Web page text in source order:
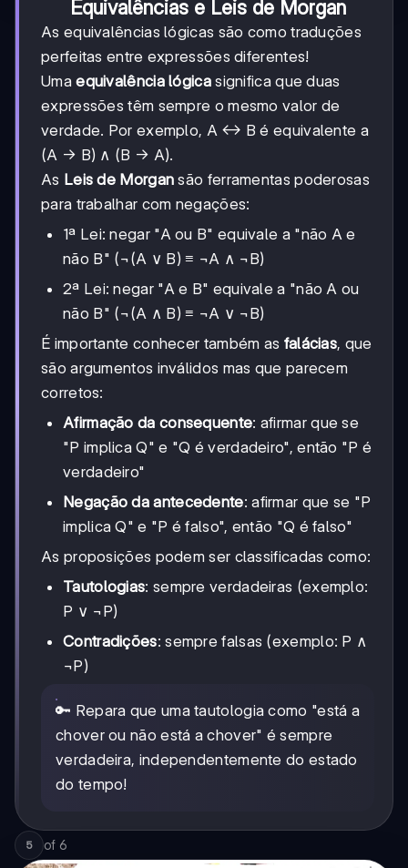
Equivalências e Leis de Morgan
As equivalências lógicas são como traduções
perfeitas entre expressões diferentes!
Umaequivalência lógicasignifica que duas
expressões têm sempre o mesmo valor de
verdade. Por exemplo, A ↔ B é equivalente a
(A → B) ∧ (B → A).
As Leis de Morgan são ferramentas poderosas
para trabalhar com negações:
1ª Lei: negar "A ou B" equivale a "não A e
não B" (¬(A ∨ B) ≡ ¬A ∧ ¬B)
2ª Lei: negar "A e B" equivale a "não A ou
não B" (¬(A ∧ B) ≡ ¬A ∨ ¬B)
É importante conhecer também as falácias, que
são argumentos inválidos mas que parecem
corretos:
Afirmação da consequente: afirmar que se
"P implica Q" e "Q é verdadeiro", então "P é
verdadeiro"
Negação da antecedente: afirmar que se "P
implica Q" e "P é falso", então "Q é falso"
As proposições podem ser classificadas como:
Tautologias: sempre verdadeiras (exemplo:
P ∨ ¬P)
Contradições: sempre falsas (exemplo: P ∧
¬P)
🔑 Repara que uma tautologia como "está a
chover ou não está a chover" é sempre
verdadeira, independentemente do estado
do tempo!
5 of 6